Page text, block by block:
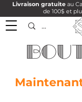
Livraison gratuite au
de 100$ et